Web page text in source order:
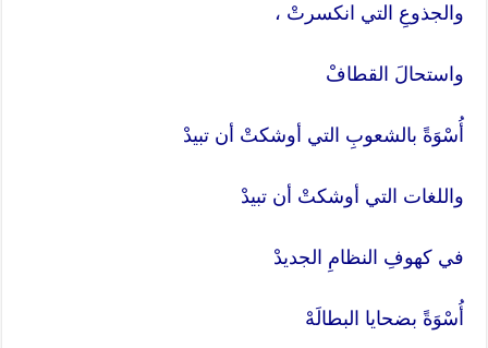
والجذوعِ التي انكسرتْ ،
واستحالَ القطافْ
أُسْوَةً بالشعوبِ التي أوشكتْ أن تبيدْ
واللغات التي أوشكتْ أن تبيدْ
في كهوفِ النظامِ الجديدْ
أُسْوَةً بضحايا البطالَهْ